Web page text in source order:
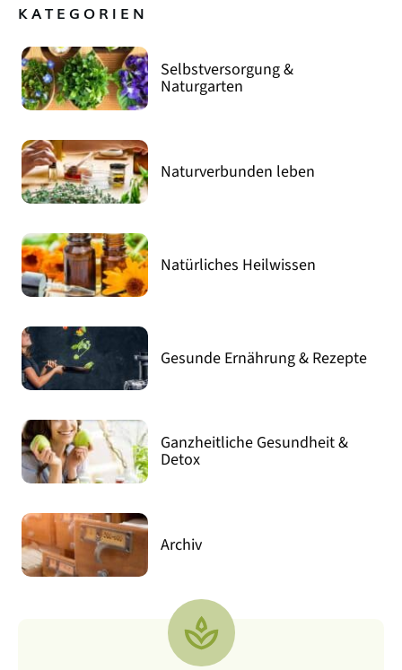
KATEGORIEN
Selbstversorgung &
Naturgarten
Naturverbunden leben
Natürliches Heilwissen
Gesunde Ernährung & Rezepte
Ganzheitliche Gesundheit &
Detox
Archiv